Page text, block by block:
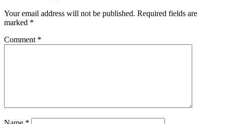
Your email address will not be published. Required fields are
marked *
Comment *